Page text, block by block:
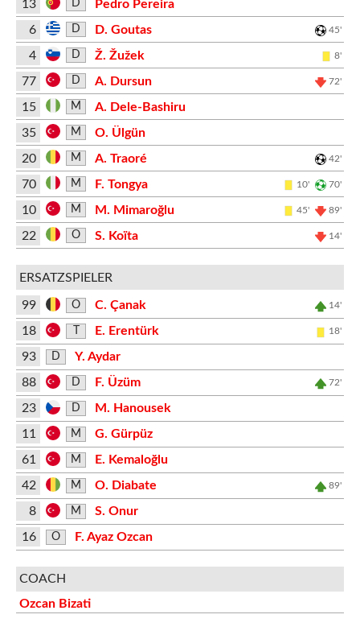
13
D
Pedro Pereira
6
D D. Goutas 45'
4 D Ž. Žužek 8'
77 D A. Dursun 72'
15 M
A. Dele-Bashiru
35
M
O. Ülgün
20
M A. Traoré 42'
70 M F. Tongya 10' 70'
10 M M. Mimaroğlu 45' 89'
22 O S. Koïta 14'
ERSATZSPIELER
99 O C. Çanak 14'
18 E. Erentürk 18'
93 D
Y. Aydar
88
D F. Üzüm 72'
23 D
M. Hanousek
11
M
G. Gürpüz
61
M
E. Kemaloğlu
42
M O. Diabate 89'
8 M
S. Onur
16
O F. Ayaz Ozcan
COACH
Ozcan Bizati